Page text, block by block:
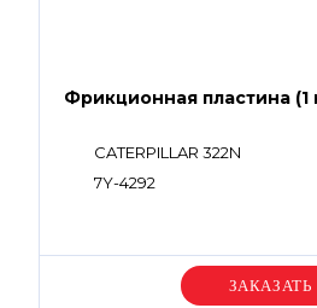
Фрикционная пластина (1
CATERPILLAR 322N
7Y-4292
Уточняйте